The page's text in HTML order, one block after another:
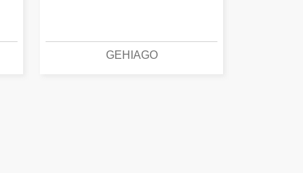
GEHIAGO